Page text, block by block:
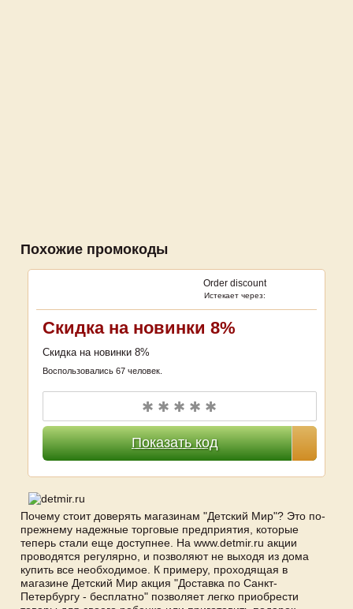
Похожие промокоды
Order discount
Истекает через:
Скидка на новинки 8%
Скидка на новинки 8%
Воспользовались 67 человек.
Показать код
✱ ✱ ✱ ✱ ✱
Почему стоит доверять магазинам "Детский Мир"? Это по-
прежнему надежные торговые предприятия, которые
теперь стали еще доступнее. На www.detmir.ru акции
проводятся регулярно, и позволяют не выходя из дома
купить все необходимое. К примеру, проходящая в
магазине Детский Мир акция "Доставка по Санкт-
Петербургу - бесплатно" позволяет легко приобрести